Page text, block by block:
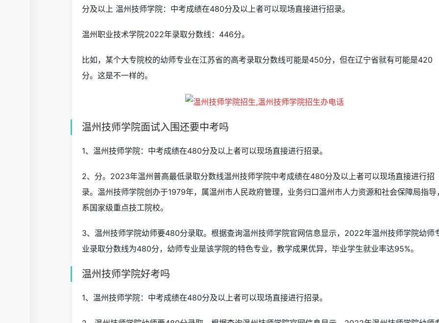
分及以上 温州技师学院：中考成绩在480分及以上者可以现场直接进行招录。
温州职业技术学院2022年录取分数线：446分。
比如，某个大专院校的幼师专业在江苏省的高考录取分数线可能是450分，但在辽宁省就有可能是420
分。这是不一样的。
温州技师学院面试入围还要中考吗
1、温州技师学院：中考成绩在480分及以上者可以现场直接进行招录。
2、分。2023年温州普高最低录取分数线温州技师学院中考成绩在480分及以上者可以现场直接进行招
录。温州技师学院创办于1979年，属温州市人民政府管理，业务归口温州市人力资源和社会保障局指导
系国家级重点技工院校。
3、温州技师学院幼师要480分录取。根据查询温州技师学院官网信息显示，2022年温州技师学院幼师
业录取分数线为480分，幼师专业是该学院的特色专业，教学成果优异，毕业学生就业率达95%。
温州技师学院好考吗
1、温州技师学院：中考成绩在480分及以上者可以现场直接进行招录。